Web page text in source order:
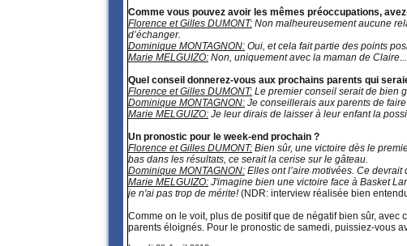
Comme vous pouvez avoir les mêmes préoccupations,
Florence et Gilles DUMONT: Non malheureusement aucune
d’échanger.
Dominique MONTAGNON: Oui, et cela fait partie des points
Marie MELGUIZO: Non, uniquement avec la maman de
Quel conseil donnerez-vous aux prochains parents qui
Florence et Gilles DUMONT: Le premier conseil serait de bien
Dominique MONTAGNON: Je conseillerais aux parents de
Marie MELGUIZO: Je leur dirais de laisser à leur enfant la
Un pronostic pour le week-end prochain ?
Florence et Gilles DUMONT: Bien sûr, une victoire dès le
bas dans les résultats, ce serait la cerise sur le gâteau.
Dominique MONTAGNON: Elles ont l’aire motivées. Ce
Marie MELGUIZO: J'imagine bien une victoire face à Basket
je n'ai pas trop de mérite!(NDR: interview réalisée bien
Comme on le voit, plus de positif que de négatif bien sûr,
parents éloignés. Pour le pronostic de samedi, puissiez-vous